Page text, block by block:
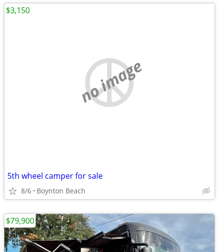
no image
5th wheel camper for sale
8/6 Boynton Beach
$3,150
$79,900